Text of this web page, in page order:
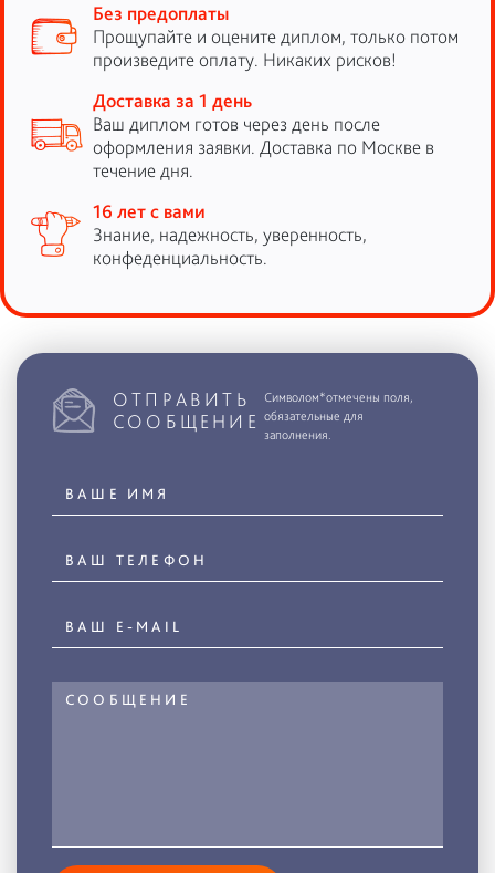
Без предоплаты
Прощупайте и оцените диплом, только потом
произведите оплату. Никаких рисков!
Доставка за 1 день
Ваш диплом готов через день после
оформления заявки. Доставка по Москве в
течение дня.
16 лет с вами
Знание, надежность, уверенность,
конфеденциальность.
ОТПРАВИТЬ
СООБЩЕНИЕ
Символом*отмечены поля,
обязательные для
заполнения.